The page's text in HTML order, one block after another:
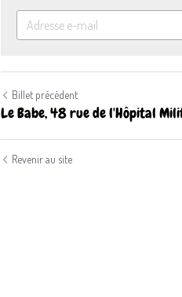
Billet précédent
Le Babe, 48 rue de l'Hôpital
Revenir au site